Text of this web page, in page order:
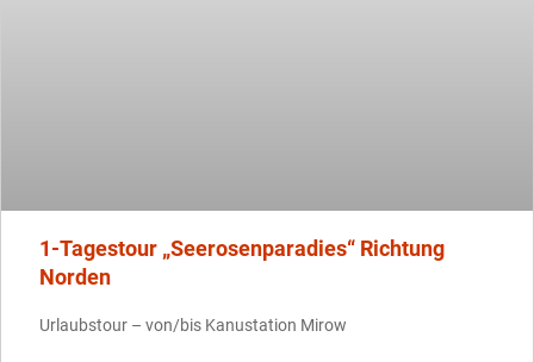
1-Tagestour „Seerosenparadies“ Richtung
Norden
Urlaubstour – von/bis Kanustation Mirow